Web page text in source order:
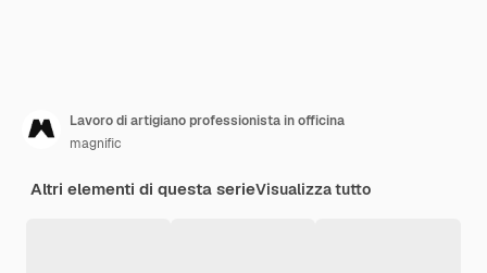
Lavoro di artigiano professionista in officina
magnific
Altri elementi di questa serieVisualizza tutto